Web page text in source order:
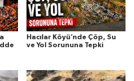
Hacılar Köyü’nde Çöp, Su
ve Yol Sorununa Tepki